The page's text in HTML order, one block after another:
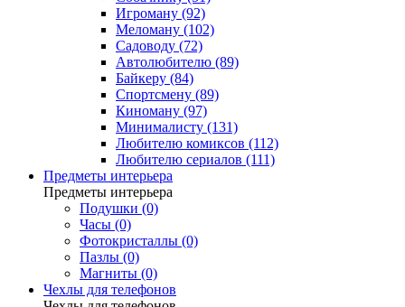
Игроману (92)
Меломану (102)
Садоводу (72)
Автолюбителю (89)
Байкеру (84)
Спортсмену (89)
Киноману (97)
Минималисту (131)
Любителю комиксов (112)
Любителю сериалов (111)
Предметы интерьера
Предметы интерьера
Подушки (0)
Часы (0)
Фотокристаллы (0)
Пазлы (0)
Магниты (0)
Чехлы для телефонов